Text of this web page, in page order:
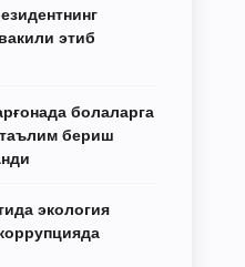
этиб
болаларга
бериш
экология